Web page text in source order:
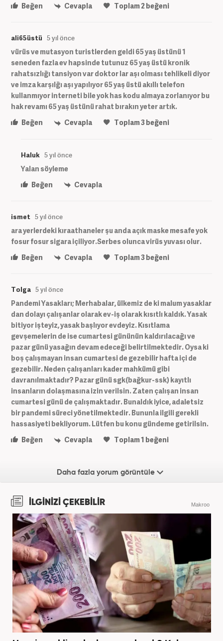
Beğen
Cevapla Toplam2beğeni
ali65üstü 5 yıl önce
vürüs ve mutasyon turistlerden geldi 65 yaş üstünü 1
seneden fazla ev hapsinde tutunuz 65 yaş üstü kronik
rahatsızlığı tansiyon var doktor lar aşı olması tehlikeli diyor
ve imza karşılğı aşı yapılıyor 65 yaş üstü akıllı telefon
kullanmıyor interneti bile yok has kodu almaya zorlanıyor bu
hak revamı 65 yaş üstünü rahat bırakın yeter artık.
Beğen
Cevapla Toplam3beğeni
Haluk 5 yıl önce
Yalan söyleme
Beğen
Cevapla
ismet 5 yıl önce
ara yerlerdeki kıraathaneler şu anda açık maske mesafe yok
fosur fosur sigara içiliyor.Serbes olunca virüs yuvası olur.
Beğen
Cevapla Toplam3beğeni
Tolga 5 yıl önce
Pandemi Yasakları; Merhabalar, ülkemiz de ki malum yasaklar
dan dolayı çalışanlar olarak ev-iş olarak kısıtlı kaldık. Yasak
bitiyor işteyiz, yasak başlıyor evdeyiz. Kısıtlama
gevşemelerin de ise cumartesi gününün kaldırılacağı ve
pazar günü yasağın devam edeceği belirtilmektedir. Oysa ki
boş çalışmayan insan cumartesi de gezebilir hafta içi de
gezebilir. Neden çalışanları kader mahkümü gibi
davranılmaktadır? Pazar günü sgk(bağkur-ssk) kayıtlı
insanların dolaşmasına izin verilsin. Zaten çalışan insan
cumartesi günü de çalışmaktadır. Bunaldık iyice, adaletsiz
bir pandemi süreci yönetilmektedir. Bununla ilgili gerekli
hassasiyeti bekliyorum. Lütfen bu konu gündeme getirilsin.
Beğen
Cevapla Toplam1 beğeni
Daha fazla yorum görüntüle
İLGİNİZİ ÇEKEBİLİR Makroo